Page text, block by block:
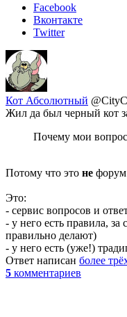
Facebook
Вконтакте
Twitter
Кот Абсолютный
Жил да был черный кот
Почему мои
Потому что это не форум
Это:
- сервис вопросов и
- у него есть правила,
правильно делают)
- у него есть (уже!)
Ответ написан более
5 комментариев